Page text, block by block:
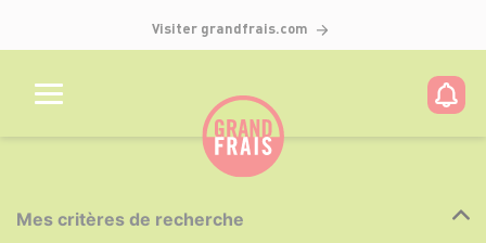
Visiter grandfrais.com
Mes critères de recherche